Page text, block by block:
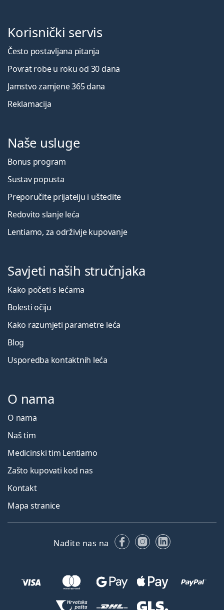
Korisnički servis
Često postavljana pitanja
Povrat robe u roku od 30 dana
Jamstvo zamjene 365 dana
Reklamacija
Naše usluge
Bonus program
Sustav popusta
Preporučite prijatelju i uštedite
Redovito slanje leća
Lentiamo, za održivije kupovanje
Savjeti naših stručnjaka
Kako početi s lećama
Bolesti očiju
Kako razumjeti parametre leća
Blog
Usporedba kontaktnih leća
O nama
O nama
Naš tim
Medicinski tim Lentiamo
Zašto kupovati kod nas
Kontakt
Mapa stranice
Nađite nas na FacebookuInstagramu
LinkedIn